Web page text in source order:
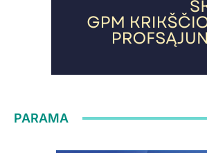
PARAMA